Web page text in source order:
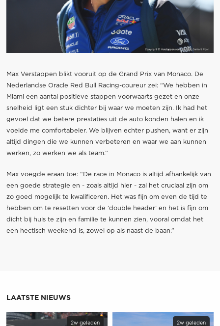
Max Verstappen blikt vooruit op de Grand Prix van Monaco. De
Nederlandse Oracle Red Bull Racing-coureur zei: “We hebben in
Miami een aantal positieve stappen voorwaarts gezet en onze
snelheid ligt een stuk dichter bij waar we moeten zijn. Ik had het
gevoel dat we betere prestaties uit de auto konden halen en ik
voelde me comfortabeler. We blijven echter pushen, want er zijn
altijd dingen die we kunnen verbeteren en waar we aan kunnen
werken, zo werken we als team.”
Max voegde eraan toe: “De race in Monaco is altijd afhankelijk van
een goede strategie en - zoals altijd hier - zal het cruciaal zijn om
zo goed mogelijk te kwalificeren. Het was fijn om even de tijd te
hebben om te resetten voor de ‘double header’ en het is fijn om
dicht bij huis te zijn en familie te kunnen zien, vooral omdat het
een hectisch weekend is, zowel op als naast de baan.”
LAATSTE NIEUWS
2w geleden 2w geleden